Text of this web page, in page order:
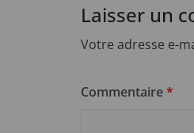
Laisser un
Votre adresse e-
Commentaire*